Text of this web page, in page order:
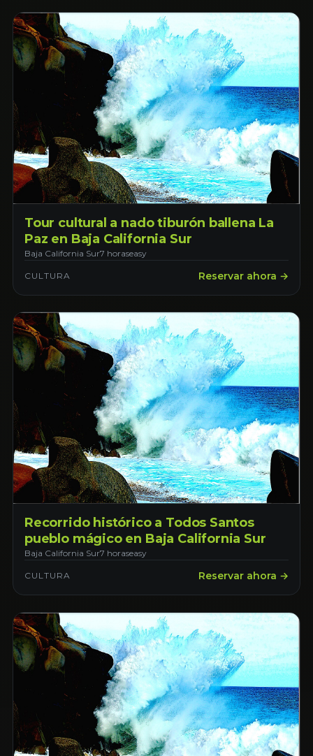
Tour cultural a nado tiburón ballena La
Paz en Baja California Sur
Baja California Sur7 horaseasy
CULTURA Reservar ahora →
Recorrido histórico a Todos Santos
pueblo mágico en Baja California Sur
Baja California Sur7 horaseasy
CULTURA Reservar ahora →